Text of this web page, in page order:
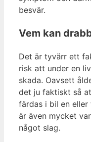
besvär.
Vem kan
Det är tyvärr ett
risk att under en
skada. Oavsett
det ju faktiskt så
färdas i bil en
är även mycket
något slag.